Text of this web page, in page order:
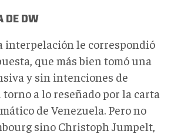
DEDW
interpelación le correspondió
que más bien tomó una
y sin intenciones de
a lo reseñado por la carta
de Venezuela. Pero no
sino Christoph Jumpelt,